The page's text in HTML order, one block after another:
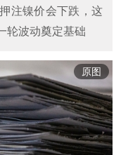
注镍价会下跌，这
轮波动奠定基础
原图